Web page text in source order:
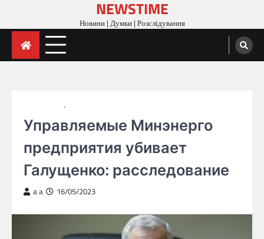
content
NEWSTIME
Новини | Думки | Розслідування
Управляемые Минэнерго
предприятия убивает
Галущенко: расследование
a a 16/05/2023